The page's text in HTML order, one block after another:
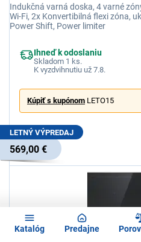
Katalóg Predajne
Indukčná varná doska, 4 varné
Wi-Fi, 2x Konvertibilná flexi zóna,
Power Shift, Power limiter
Ihneď k odoslaniu
Skladom 1 ks.
K vyzdvihnutiu už 7.8.
Kúpiť s kupónom LETO15
LETNÝ VÝPREDAJ
569,00 €